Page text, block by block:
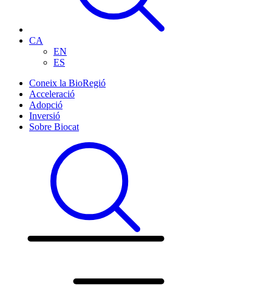
CA
EN
ES
Coneix la BioRegió
Acceleració
Adopció
Inversió
Sobre Biocat